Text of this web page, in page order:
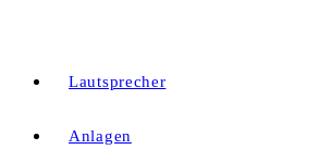
Lautsprecher
Anlagen